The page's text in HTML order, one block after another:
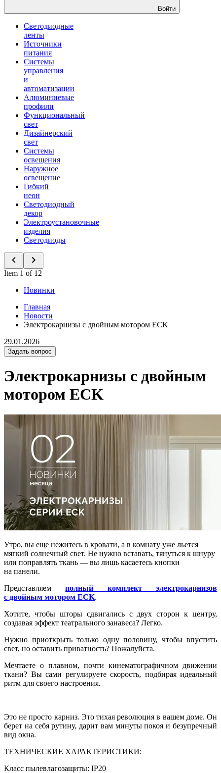
Войти
Светодиодные
ленты
Источники
питания
Системы
управления
и
автоматизации
Алюминиевые
профили
Функциональный
свет
Дизайнерский
свет
Системы
освещения
Наружное
освещение
Гибкий
неон
Светодиодный
декор
Электроустановочные
изделия
Светодиоды
Item 1 of 12
Новинки
Главная
Новости
Электрокарнизы с двойным мотором ECK
29.01.2026
Задать вопрос
Электрокарнизы с двойным
мотором ECK
Утро, вы еще нежитесь в кровати, а в комнату уже льется
мягкий солнечный свет. Не нужно вставать, тянуться к шнуру
или поправлять ткань — вы лишь касаетесь кнопки
на панели.
Представляемполный комплект электрокарнизов
с двойным мотором ECK.
Хотите, чтобы шторы сдвигались с двух сторон к центру,
создавая эффект театрального занавеса? Легко.
Нужно приоткрыть только одну половину, чтобы впустить
свет, но оставить приватность? Пожалуйста.
Мечтаете о плавном, почти кинематографичном движении
ткани? Вы сами регулируете скорость, подбирая идеальный
ритм для своего настроения.
Это не просто карниз. Это тихая революция в вашем доме. Он
берет на себя рутину, дарит вам минуты покоя и безупречный
вид окна.
ТЕХНИЧЕСКИЕ ХАРАКТЕРИСТИКИ:
Класс пылевлагозащиты: IP20